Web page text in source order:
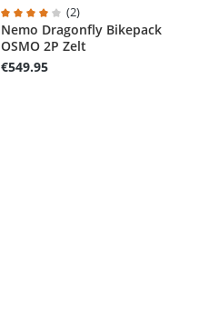
Average rating of 4 out of 5 stars
(2)
Nemo Dragonfly Bikepack
OSMO 2P Zelt
€549.95